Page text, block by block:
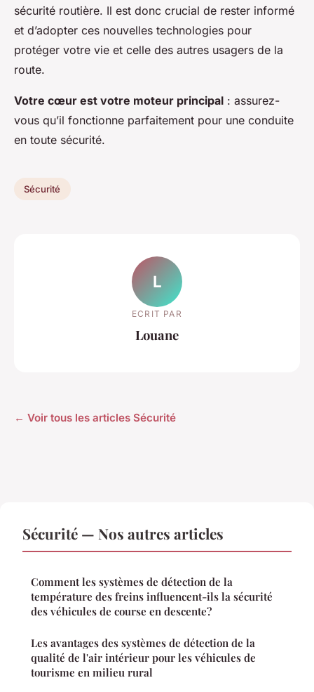
sécurité routière. Il est donc crucial de rester informé
et d’adopter ces nouvelles technologies pour
protéger votre vie et celle des autres usagers de la
route.
Votre cœur est votre moteur principal : assurez-
vous qu’il fonctionne parfaitement pour une conduite
en toute sécurité.
Sécurité
L
ECRIT PAR
Louane
← Voir tous les articles Sécurité
Sécurité — Nos autres articles
Comment les systèmes de détection de la
température des freins influencent-ils la sécurité
des véhicules de course en descente?
Les avantages des systèmes de détection de la
qualité de l'air intérieur pour les véhicules de
tourisme en milieu rural